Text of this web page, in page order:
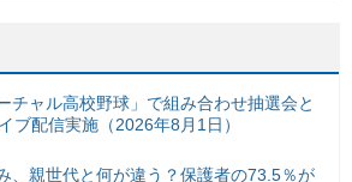
チャル高校野球」で組み合わせ抽選会と
ブ配信実施（2026年8月1日）
、親世代と何が違う？保護者の73.5％が